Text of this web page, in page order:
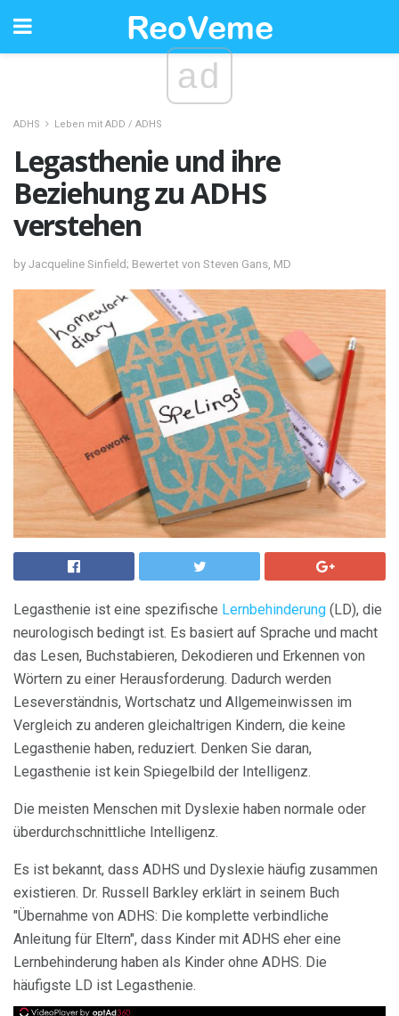
ad
ADHS Leben mit ADD / ADHS
Legasthenie und ihre
Beziehung zu ADHS
verstehen
by Jacqueline Sinfield; Bewertet von Steven Gans, MD
Legasthenie ist eine spezifische Lernbehinderung (LD), die
neurologisch bedingt ist. Es basiert auf Sprache und macht
das Lesen, Buchstabieren, Dekodieren und Erkennen von
Wörtern zu einer Herausforderung. Dadurch werden
Leseverständnis, Wortschatz und Allgemeinwissen im
Vergleich zu anderen gleichaltrigen Kindern, die keine
Legasthenie haben, reduziert. Denken Sie daran,
Legasthenie ist kein Spiegelbild der Intelligenz.
Die meisten Menschen mit Dyslexie haben normale oder
überdurchschnittliche Intelligenz.
Es ist bekannt, dass ADHS und Dyslexie häufig zusammen
existieren. Dr. Russell Barkley erklärt in seinem Buch
"Übernahme von ADHS: Die komplette verbindliche
Anleitung für Eltern", dass Kinder mit ADHS eher eine
Lernbehinderung haben als Kinder ohne ADHS. Die
häufigste LD ist Legasthenie.